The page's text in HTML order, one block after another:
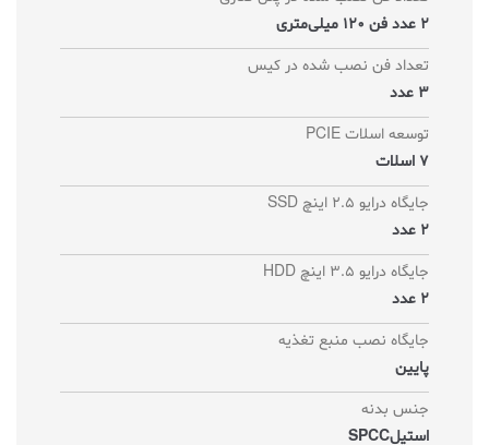
2 عدد فن 120 میلی‌متری
تعداد فن نصب شده در کیس
3 عدد
توسعه اسلات PCIE
7 اسلات
جایگاه درایو 2.5 اینچ SSD
2 عدد
جایگاه درایو 3.5 اینچ HDD
2 عدد
جایگاه نصب منبع تغذیه
پایین
جنس بدنه
استیلSPCC